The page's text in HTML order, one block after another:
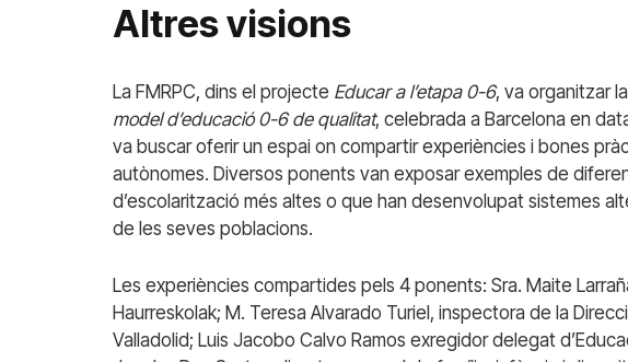
Altres visions
La FMRPC, dins el projecte Educar a l’etapa 0-6, va organitzar
model d’educació 0-6 de qualitat, celebrada a Barcelona en
va buscar oferir un espai on compartir experiències i bones
autònomes. Diversos ponents van exposar exemples de
d’escolarització més altes o que han desenvolupat sistemes
de les seves poblacions.
Les experiències compartides pels 4 ponents: Sra. Maite
Haurreskolak; M. Teresa Alvarado Turiel, inspectora de la
Valladolid; Luis Jacobo Calvo Ramos exregidor delegat